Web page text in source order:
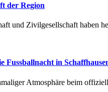
der Region
und Zivilgesellschaft haben
Fussballnacht in
Atmosphäre beim